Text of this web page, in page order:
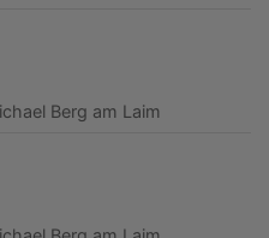
Berg am Laim